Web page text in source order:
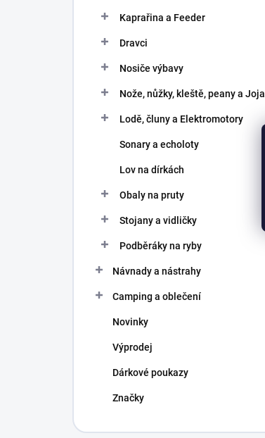
Kaprařina a Feeder
Dravci
Nosiče výbavy
Nože, nůžky, kleště, peany a Joja
Lodě, čluny a Elektromotory
Sonary a echoloty
Lov na dírkách
Obaly na pruty
Stojany a vidličky
Podběráky na ryby
Návnady a nástrahy
Camping a oblečení
Novinky
Výprodej
Dárkové poukazy
Značky